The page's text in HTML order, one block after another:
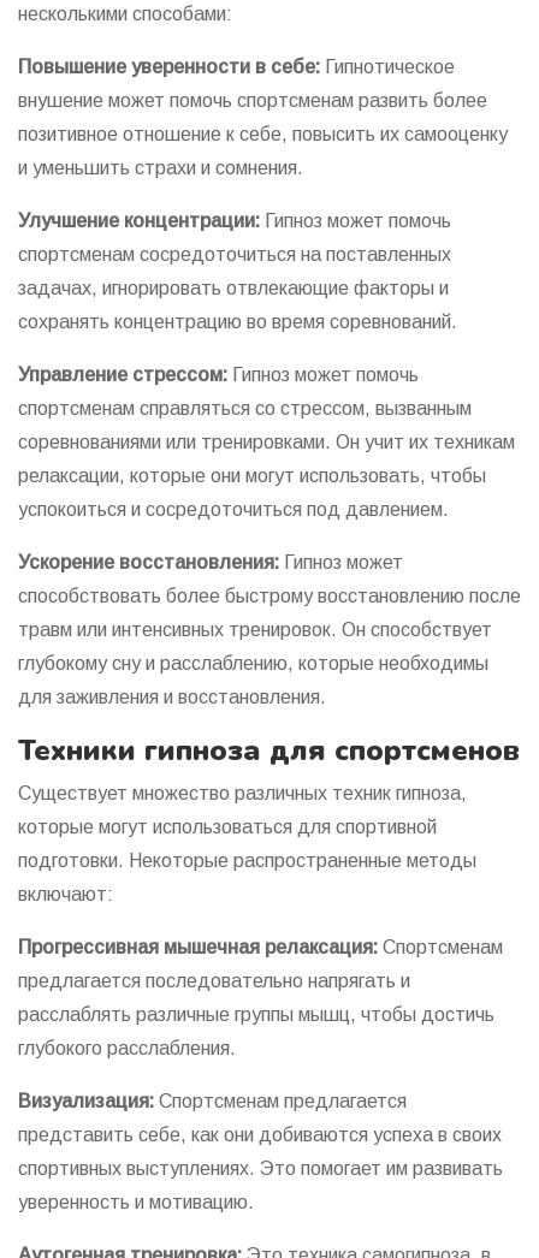
несколькими способами:
Повышение уверенности в себе: Гипнотическое
внушение может помочь спортсменам развить более
позитивное отношение к себе, повысить их самооценку
и уменьшить страхи и сомнения.
Улучшение концентрации: Гипноз может помочь
спортсменам сосредоточиться на поставленных
задачах, игнорировать отвлекающие факторы и
сохранять концентрацию во время соревнований.
Управление стрессом: Гипноз может помочь
спортсменам справляться со стрессом, вызванным
соревнованиями или тренировками. Он учит их техникам
релаксации, которые они могут использовать, чтобы
успокоиться и сосредоточиться под давлением.
Ускорение восстановления: Гипноз может
способствовать более быстрому восстановлению после
травм или интенсивных тренировок. Он способствует
глубокому сну и расслаблению, которые необходимы
для заживления и восстановления.
Техники гипноза для спортсменов
Существует множество различных техник гипноза,
которые могут использоваться для спортивной
подготовки. Некоторые распространенные методы
включают:
Прогрессивная мышечная релаксация: Спортсменам
предлагается последовательно напрягать и
расслаблять различные группы мышц, чтобы достичь
глубокого расслабления.
Визуализация: Спортсменам предлагается
представить себе, как они добиваются успеха в своих
спортивных выступлениях. Это помогает им развивать
уверенность и мотивацию.